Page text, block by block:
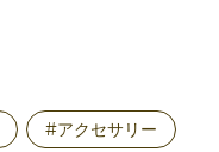
#アクセサリー